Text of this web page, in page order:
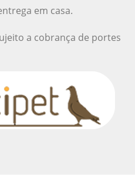
em casa.
a cobrança de portes